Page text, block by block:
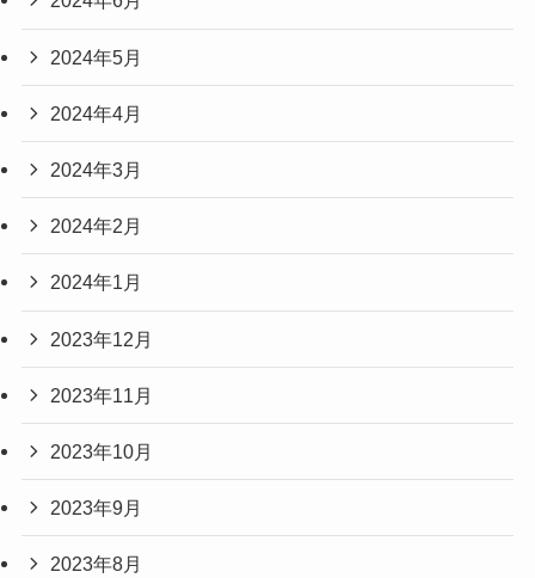
2024年5月
2024年4月
2024年3月
2024年2月
2024年1月
2023年12月
2023年11月
2023年10月
2023年9月
2023年8月